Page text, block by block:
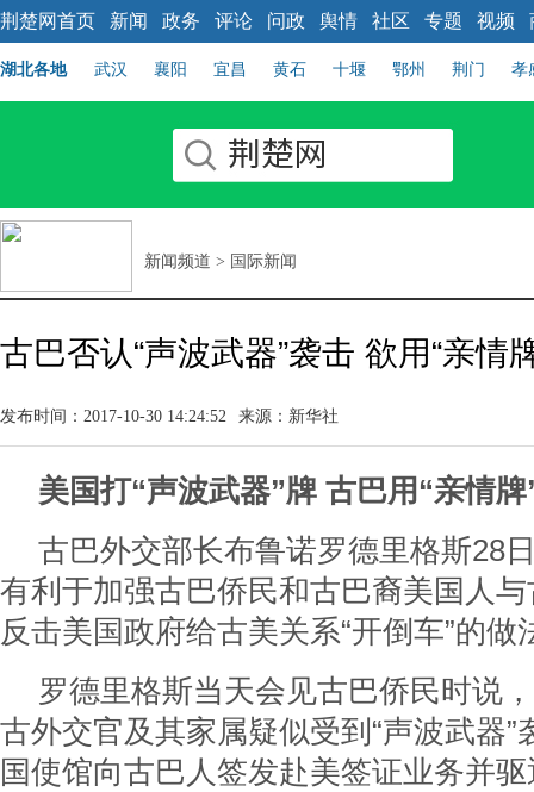
荆楚网首页 新闻 政务 评论 问政 舆情 社区 专题 视频
湖北各地 武汉 襄阳 宜昌 黄石 十堰 鄂州 荆门 孝
新闻频道 > 国际新闻
古巴否认“声波武器”袭击 欲用“亲情
发布时间：2017-10-30 14:24:52 来源：新华社
美国打“声波武器”牌 古巴用“亲情
古巴外交部长布鲁诺罗德里格斯28
有利于加强古巴侨民和古巴裔美国人
反击美国政府给古美关系“开倒车”的做
罗德里格斯当天会见古巴侨民时说
古外交官及其家属疑似受到“声波武器”
国使馆向古巴人签发赴美签证业务并